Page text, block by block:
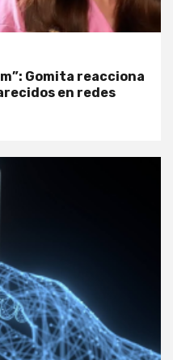
Gomita reacciona
en redes